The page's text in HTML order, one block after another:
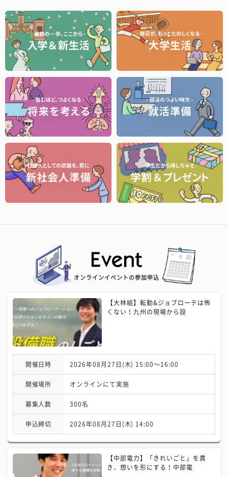
オンラインイベントの参加申込
【大林組】転勤&ジョブローテは怖
くない！九州の現場から設
開催日時 2026年08月27日(木) 15:00〜16:00
開催場所 オンラインにて実施
募集人数 300名
申込締切 2026年08月27日(木) 14:00
【中部電力】「きれいごと」を貫
き、想いを形にする！中部電